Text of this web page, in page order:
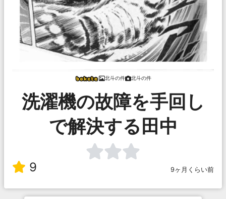
北斗の件 北斗の件
洗濯機の故障を手回し
で解決する田中
9 9ヶ月くらい前